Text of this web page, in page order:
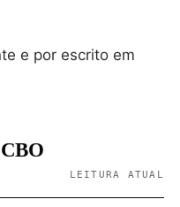
e por escrito em
LEITURA ATUAL